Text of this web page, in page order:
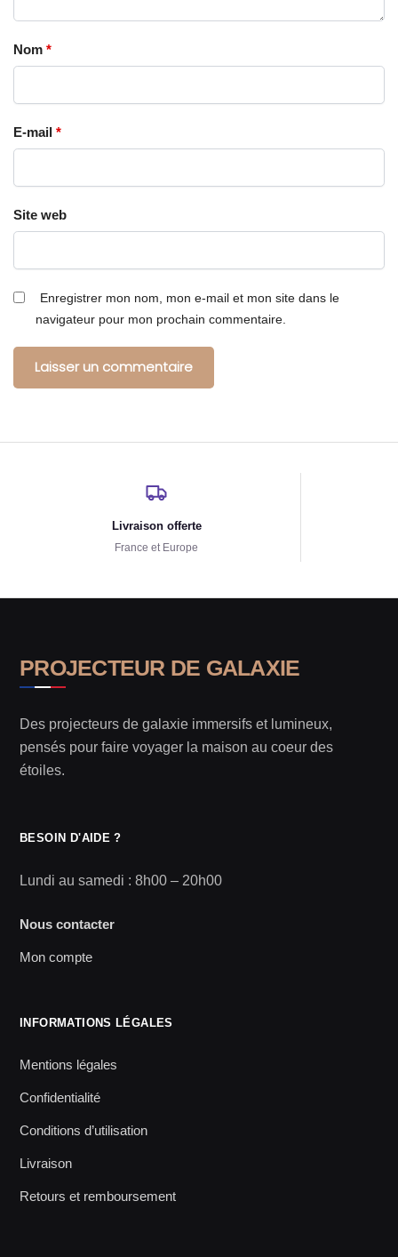
Nom *
E-mail *
Site web
Enregistrer mon nom, mon e-mail et mon site dans le
navigateur pour mon prochain commentaire.
Livraison offerte
France et Europe
PROJECTEUR DE GALAXIE
Des projecteurs de galaxie immersifs et lumineux,
pensés pour faire voyager la maison au coeur des
étoiles.
BESOIN D'AIDE ?
Lundi au samedi : 8h00 – 20h00
Nous contacter
Mon compte
INFORMATIONS LÉGALES
Mentions légales
Confidentialité
Conditions d’utilisation
Livraison
Retours et remboursement